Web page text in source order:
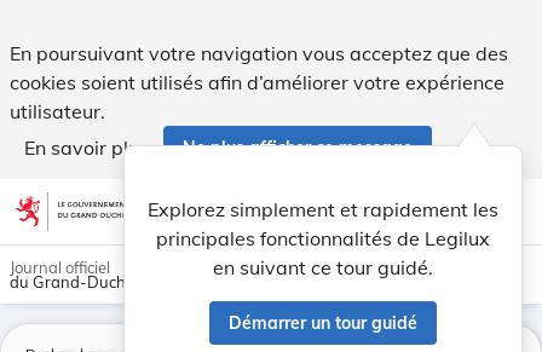
En poursuivant votre navigation vous acceptez que des
cookies soient utilisés afin d’améliorer votre expérience
utilisateur.
En savoir plus
Ne plus afficher ce message
Aller au contenu account_circle help Aide
Explorez simplement et rapidement les
principales fonctionnalités de Legilux
en suivant ce tour guidé.
Démarrer un tour guidé
light_mode dark_mode
Journal officiel
du Grand-Duché de Luxembourg